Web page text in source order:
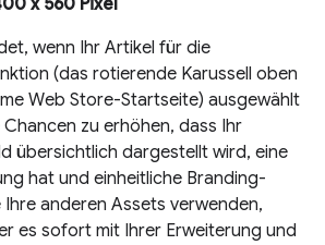
x 560 Pixel
wenn Ihr Artikel für die
(das rotierende Karussell oben
Web Store-Startseite) ausgewählt
Chancen zu erhöhen, dass Ihr
übersichtlich dargestellt wird, eine
hat und einheitliche Branding-
Ihre anderen Assets verwenden,
es sofort mit Ihrer Erweiterung und